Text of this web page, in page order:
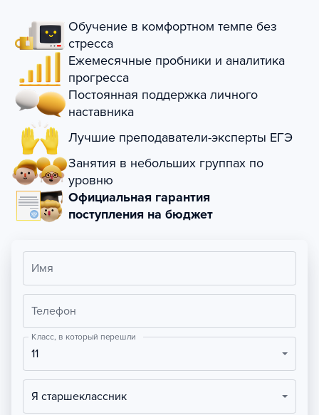
Обучение в комфортном темпе без
стресса
Ежемесячные пробники и аналитика
прогресса
Постоянная поддержка личного
наставника
Лучшие преподаватели-эксперты ЕГЭ
Занятия в небольших группах по
уровню
Официальная гарантия
поступления на бюджет
Имя
Телефон
Класс, в который перешли
11
Я старшеклассник